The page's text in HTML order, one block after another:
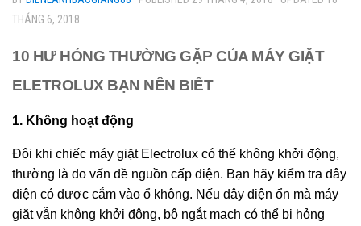
THÁNG 6, 2018
10 HƯ HỎNG THƯỜNG GẶP CỦA MÁY GIẶT
ELETROLUX BẠN NÊN BIẾT
1. Không hoạt động
Đôi khi chiếc máy giặt Electrolux có thể không khởi động,
thường là do vấn đề nguồn cấp điện. Bạn hãy kiểm tra dây
điện có được cắm vào ổ không. Nếu dây điện ổn mà máy
giặt vẫn không khởi động, bộ ngắt mạch có thể bị hỏng